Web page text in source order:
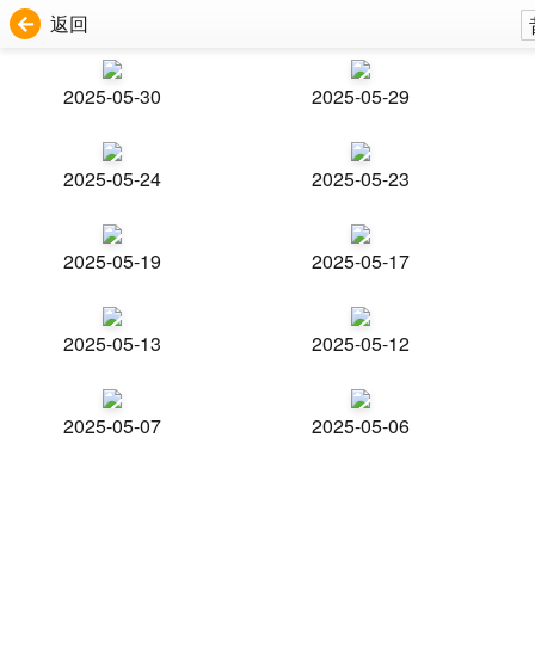
返回
2025-05-30 2025-05-29
2025-05-24 2025-05-23
2025-05-19 2025-05-17
2025-05-13 2025-05-12
2025-05-07 2025-05-06